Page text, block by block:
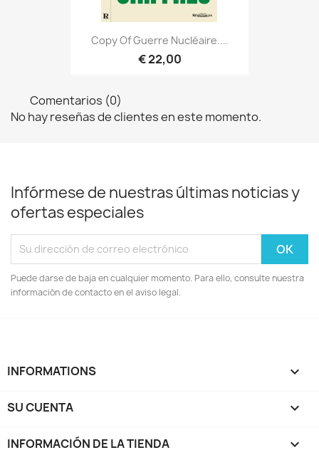
Copy Of Guerre Nucléaire....
€ 22,00
Comentarios (0)
No hay reseñas de clientes en este momento.
Infórmese de nuestras últimas noticias y
ofertas especiales
Puede darse de baja en cualquier momento. Para ello, consulte nuestra
información de contacto en el aviso legal.
INFORMATIONS 
SU CUENTA 
INFORMACIÓN DE LA TIENDA keyboard_arrow_down